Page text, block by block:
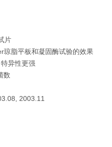
片
琼脂平板和凝固酶试验的效果
异性更强
数
2003.11